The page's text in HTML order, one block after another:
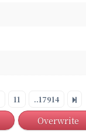
11 ..17914
Overwrite